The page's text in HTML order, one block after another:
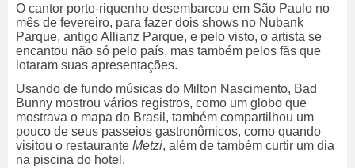
O cantor porto-riquenho desembarcou em São Paulo no
mês de fevereiro, para fazer dois shows no Nubank
Parque, antigo Allianz Parque, e pelo visto, o artista se
encantou não só pelo país, mas também pelos fãs que
lotaram suas apresentações.
Usando de fundo músicas do Milton Nascimento, Bad
Bunny mostrou vários registros, como um globo que
mostrava o mapa do Brasil, também compartilhou um
pouco de seus passeios gastronômicos, como quando
visitou o restaurante Metzi, além de também curtir um dia
na piscina do hotel.